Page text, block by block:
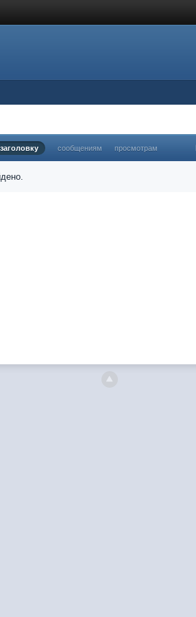
заголовку сообщениям просмотрам